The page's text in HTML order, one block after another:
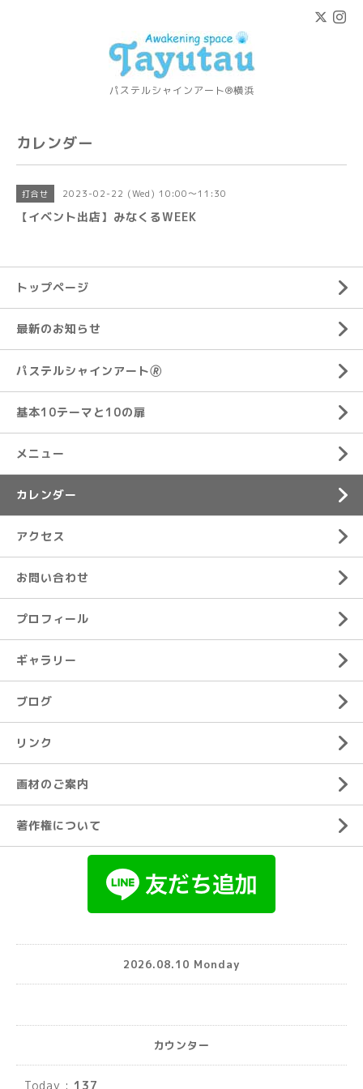
パステルシャインアート®横浜
カレンダー
打合せ 2023-02-22 (Wed) 10:00～11:30
【イベント出店】みなくるWEEK
トップページ
最新のお知らせ
パステルシャインアート🄬
基本10テーマと10の扉
メニュー
カレンダー
アクセス
お問い合わせ
プロフィール
ギャラリー
ブログ
リンク
画材のご案内
著作権について
2026.08.10 Monday
カウンター
Today : 137